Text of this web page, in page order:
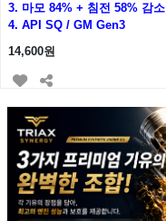
3. 마모 84% + 침전 58% 감소
4. API SQ / GM Gen3
14,600원